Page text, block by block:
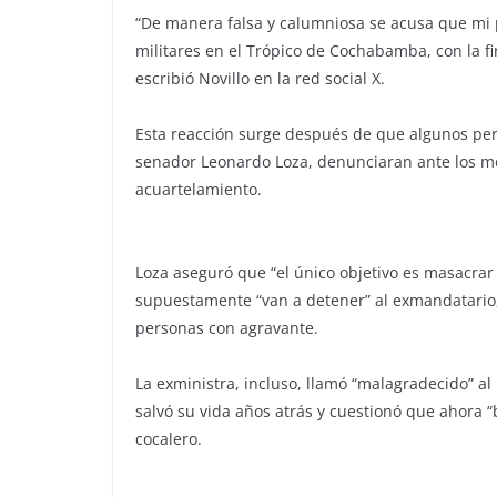
“De manera falsa y calumniosa se acusa que
militares en el Trópico de Cochabamba, con la
escribió Novillo en la red social X.
Esta reacción surge después de que algunos
senador Leonardo Loza, denunciaran ante los
acuartelamiento.
Loza aseguró que “el único objetivo es
supuestamente “van a detener” al
personas con agravante.
La exministra, incluso, llamó “malagradecido”
salvó su vida años atrás y cuestionó que ahora
cocalero.